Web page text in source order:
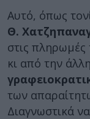
Αυτό, όπως
Θ.
στις
κι από την
των
Διαγνωστικά